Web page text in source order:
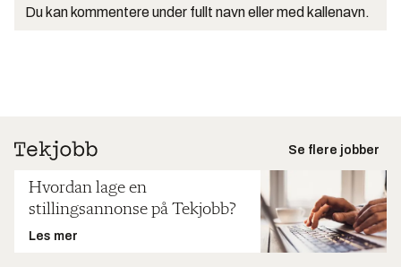
Du kan kommentere under fullt navn eller med kallenavn.
Se flere jobber
Hvordan lage en
stillingsannonse på Tekjobb?
Les mer